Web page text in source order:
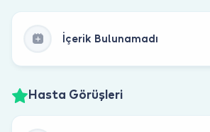
İçerik Bulunamadı
Hasta Görüşleri